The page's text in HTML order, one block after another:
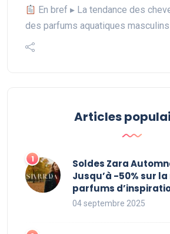
En bref ▸ La tendance des
des parfums aquatiques
Articles
Soldes Zara
Jusqu’à -50% sur
parfums
04 septembre 2025